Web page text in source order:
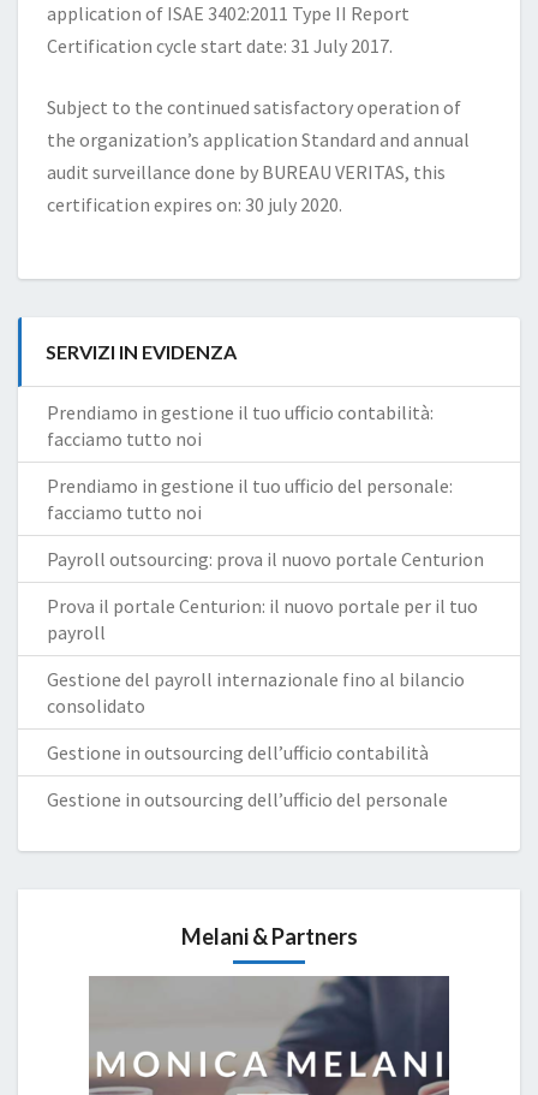
application of ISAE 3402:2011 Type II Report
Certification cycle start date: 31 July 2017.
Subject to the continued satisfactory operation of
the organization’s application Standard and annual
audit surveillance done by BUREAU VERITAS, this
certification expires on: 30 july 2020.
SERVIZI IN EVIDENZA
Prendiamo in gestione il tuo ufficio contabilità:
facciamo tutto noi
Prendiamo in gestione il tuo ufficio del personale:
facciamo tutto noi
Payroll outsourcing: prova il nuovo portale Centurion
Prova il portale Centurion: il nuovo portale per il tuo
payroll
Gestione del payroll internazionale fino al bilancio
consolidato
Gestione in outsourcing dell’ufficio contabilità
Gestione in outsourcing dell’ufficio del personale
Melani & Partners